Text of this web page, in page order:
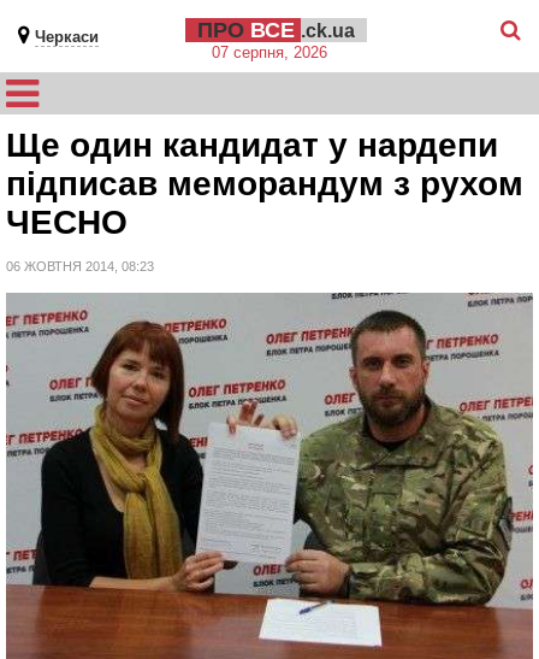
Черкаси ПРО ВСЕ .ck.ua
07 серпня, 2026
Ще один кандидат у нардепи
підписав меморандум з рухом
ЧЕСНО
06 ЖОВТНЯ 2014, 08:23